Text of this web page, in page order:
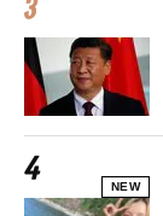
NEW